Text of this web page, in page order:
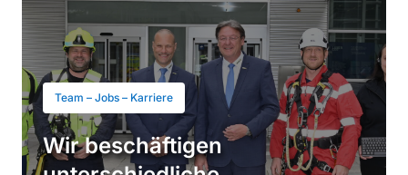
Team – Jobs – Karriere
Wir beschäftigen